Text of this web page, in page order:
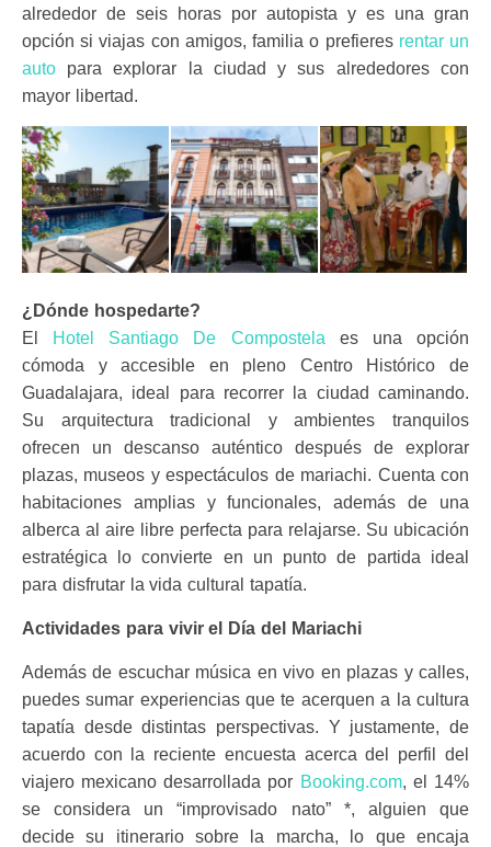
alrededor de seis horas por autopista y es una gran
opción si viajas con amigos, familia o prefieres rentar un
auto para explorar la ciudad y sus alrededores con
mayor libertad.
¿Dónde hospedarte?
El
Hotel Santiago De Compostela es una opción
cómoda y accesible en pleno Centro Histórico de
Guadalajara, ideal para recorrer la ciudad caminando.
Su arquitectura tradicional y ambientes tranquilos
ofrecen un descanso auténtico después de explorar
plazas, museos y espectáculos de mariachi. Cuenta con
habitaciones amplias y funcionales, además de una
alberca al aire libre perfecta para relajarse. Su ubicación
estratégica lo convierte en un punto de partida ideal
para disfrutar la vida cultural tapatía.
Actividades para vivir el Día del Mariachi
Además de escuchar música en vivo en plazas y calles,
puedes sumar experiencias que te acerquen a la cultura
tapatía desde distintas perspectivas. Y justamente, de
acuerdo con la reciente encuesta acerca del perfil del
viajero mexicano desarrollada por Booking.com, el 14%
se considera un “improvisado nato” *, alguien que
decide su itinerario sobre la marcha, lo que encaja